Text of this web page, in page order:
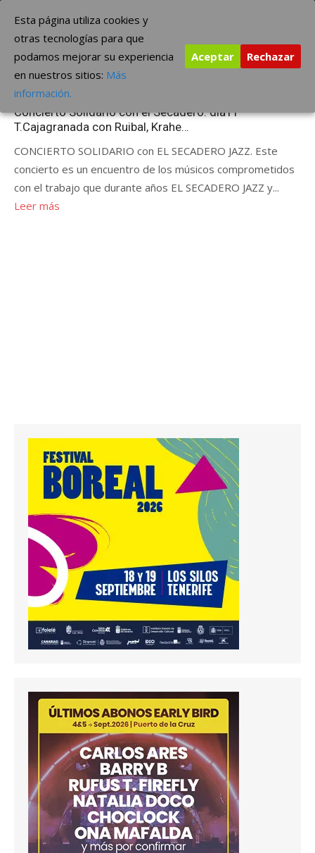
contenido
The Borderline Music
Etiqueta:Krahe
Publicada
mayo 8, 2012
Concierto Solidario con el Secadero: día11
T.Cajagranada con Ruibal, Krahe…
CONCIERTO SOLIDARIO con EL SECADERO JAZZ. Este
concierto es un encuentro de los músicos comprometidos
con el trabajo que durante años EL SECADERO JAZZ y...
Leer más
Esta página utiliza cookies y
otras tecnologías para que
podamos mejorar su experiencia
en nuestros sitios: Más
información.
Aceptar Rechazar